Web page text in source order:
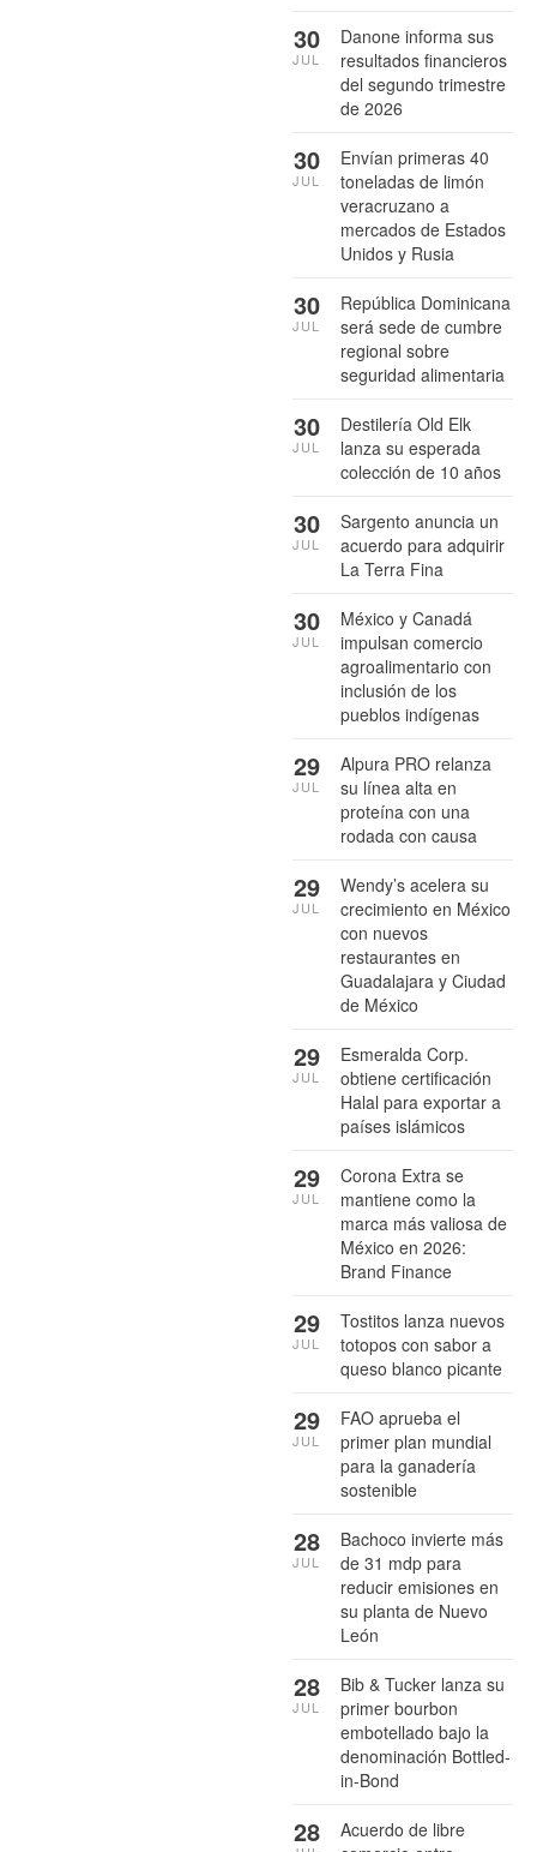
Danone informa sus
resultados financieros
del segundo trimestre
de 2026
30
JUL
Envían primeras 40
toneladas de limón
veracruzano a
mercados de Estados
Unidos y Rusia
30
JUL
República Dominicana
será sede de cumbre
regional sobre
seguridad alimentaria
30
JUL
Destilería Old Elk
lanza su esperada
colección de 10 años
30
JUL
Sargento anuncia un
acuerdo para adquirir
La Terra Fina
30
JUL
México y Canadá
impulsan comercio
agroalimentario con
inclusión de los
pueblos indígenas
30
JUL
Alpura PRO relanza
su línea alta en
proteína con una
rodada con causa
29
JUL
Wendy’s acelera su
crecimiento en México
con nuevos
restaurantes en
Guadalajara y Ciudad
de México
29
JUL
Esmeralda Corp.
obtiene certificación
Halal para exportar a
países islámicos
29
JUL
Corona Extra se
mantiene como la
marca más valiosa de
México en 2026:
Brand Finance
29
JUL
Tostitos lanza nuevos
totopos con sabor a
queso blanco picante
29
JUL
FAO aprueba el
primer plan mundial
para la ganadería
sostenible
29
JUL
Bachoco invierte más
de 31 mdp para
reducir emisiones en
su planta de Nuevo
León
28
JUL
Bib & Tucker lanza su
primer bourbon
embotellado bajo la
denominación Bottled-
in-Bond
28
JUL
Acuerdo de libre
28